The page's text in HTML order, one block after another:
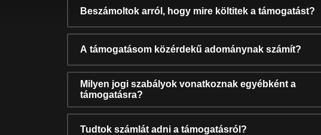
Beszámoltok arról, hogy mire költitek a támogatást?
A támogatásom közérdekű adománynak számít?
Milyen jogi szabályok vonatkoznak egyébként a
támogatásra?
Tudtok számlát adni a támogatásról?